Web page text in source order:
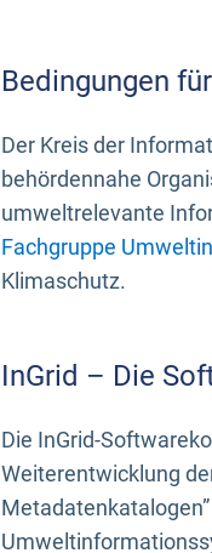
Bedingungen
Der Kreis der
behördennahe
umweltrelevante
Fachgruppe
Klimaschutz.
InGrid – Die
Die InGrid-
Weiterentwicklung